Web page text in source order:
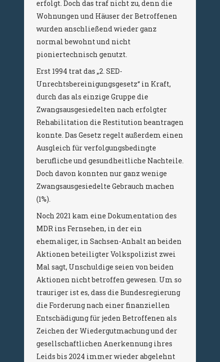
erfolgt. Doch das traf nicht zu, denn die
Wohnungen und Häuser der Betroffenen
wurden anschließend wieder ganz
normal bewohnt und nicht
pioniertechnisch genutzt.
Erst 1994 trat das „2. SED-
Unrechtsbereinigungsgesetz“ in Kraft,
durch das als einzige Gruppe die
Zwangsausgesiedelten nach erfolgter
Rehabilitation die Restitution beantragen
konnte. Das Gesetz regelt außerdem einen
Ausgleich für verfolgungsbedingte
berufliche und gesundheitliche Nachteile.
Doch davon konnten nur ganz wenige
Zwangsausgesiedelte Gebrauch machen
(1%).
Noch 2021 kam eine Dokumentation des
MDR ins Fernsehen, in der ein
ehemaliger, in Sachsen-Anhalt an beiden
Aktionen beteiligter Volkspolizist zwei
Mal sagt, Unschuldige seien von beiden
Aktionen nicht betroffen gewesen. Um so
trauriger ist es, dass die Bundesregierung
die Forderung nach einer finanziellen
Entschädigung für jeden Betroffenen als
Zeichen der Wiedergutmachung und der
gesellschaftlichen Anerkennung ihres
Leids bis 2024 immer wieder abgelehnt